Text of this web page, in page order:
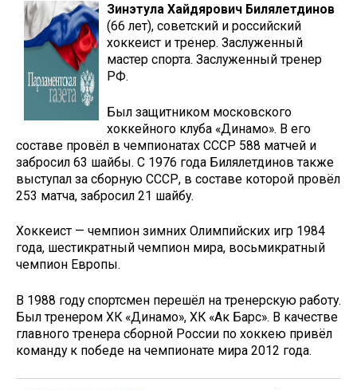
Зинэтула Хайдярович Билялетдинов
(66 лет), советский и российский
хоккеист и тренер. Заслуженный
мастер спорта. Заслуженный тренер
РФ.
Был защитником московского
хоккейного клуба «Динамо». В его
составе провёл в чемпионатах СССР 588 матчей и
забросил 63 шайбы. С 1976 года Билялетдинов также
выступал за сборную СССР, в составе которой провёл
253 матча, забросил 21 шайбу.
Хоккеист — чемпион зимних Олимпийских игр 1984
года, шестикратный чемпион мира, восьмикратный
чемпион Европы.
В 1988 году спортсмен перешёл на тренерскую работу.
Был тренером ХК «Динамо», ХК «Ак Барс». В качестве
главного тренера сборной России по хоккею привёл
команду к победе на чемпионате мира 2012 года.